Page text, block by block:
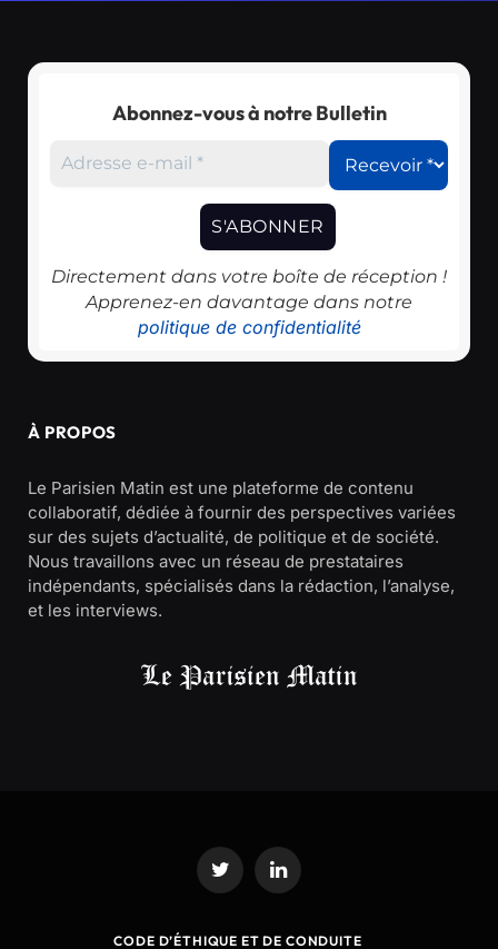
Abonnez-vous à notre Bulletin
Directement dans votre boîte de réception !
Apprenez-en davantage dans notre
politique de confidentialité
À PROPOS
Le Parisien Matin est une plateforme de contenu
collaboratif, dédiée à fournir des perspectives variées
sur des sujets d’actualité, de politique et de société.
Nous travaillons avec un réseau de prestataires
indépendants, spécialisés dans la rédaction, l’analyse,
et les interviews.
Twitter LinkedIn
CODE D’ÉTHIQUE ET DE CONDUITE